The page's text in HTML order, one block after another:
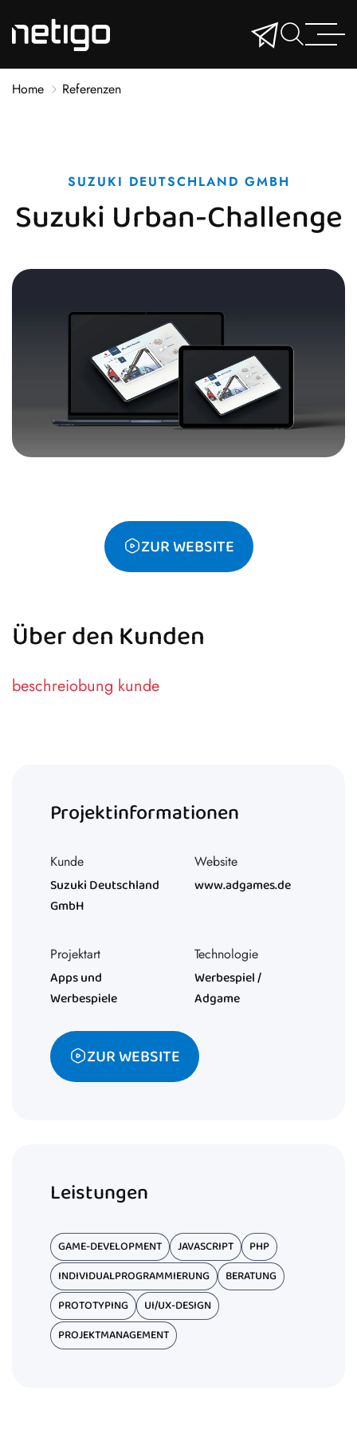
Home Referenzen
SUZUKI DEUTSCHLAND GMBH
Suzuki Urban-Challenge
ZUR WEBSITE
Über den Kunden
beschreiobung kunde
Projektinformationen
Kunde
Suzuki Deutschland
GmbH
Website
www.adgames.de
Projektart
Apps und
Werbespiele
Technologie
Werbespiel /
Adgame
ZUR WEBSITE
Leistungen
GAME-DEVELOPMENT JAVASCRIPT
PHP
INDIVIDUALPROGRAMMIERUNG
BERATUNG
PROTOTYPING
UI/UX-DESIGN
PROJEKTMANAGEMENT